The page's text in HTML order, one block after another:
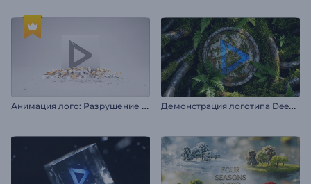
А
нимация лого: Разрушение слитка Д
емонстрация логотипа Deep Forest